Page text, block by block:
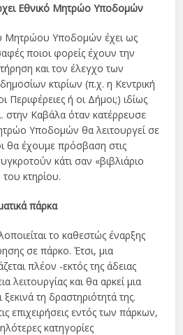
Εθνικό Μητρώο Υποδομών
Μητρώου Υποδομών έχει ως
ποιοι φορείς έχουν την
και τον έλεγχο των
κτιρίων (π.χ. η Κεντρική
Περιφέρειες ή οι Δήμοι;) ιδίως
στην Καβάλα όταν κατέρρευσε
Υποδομών θα λειτουργεί σε
θα έχουμε πρόσβαση στις
κάτι σαν «βιβλιάριο
κτηρίου.
πάρκα
το καθεστώς έναρξης
σε πάρκο. Έτσι, μια
πλέον -εκτός της άδειας
λειτουργίας και θα αρκεί μια
τη δραστηριότητά της.
επιχειρήσεις εντός των πάρκων,
κατηγορίες